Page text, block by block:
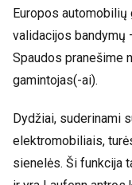
Europos
validacijos bandymų
Spaudos pranešime
gamintojas(-ai).
Dydžiai, suderinami
elektromobiliais,
sienelės. Ši funkcija